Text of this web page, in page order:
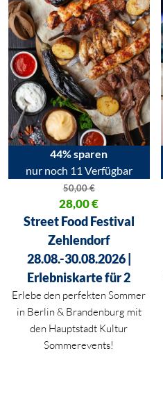
44% sparen
nur noch 11 Verfügbar
50,00€
Ursprünglicher Preis war: 50,00 €
28,00€
Aktueller Preis ist: 28,00 €.
Street Food Festival
Zehlendorf
28.08.-30.08.2026 |
Erlebniskarte für 2
Erlebe den perfekten Sommer
in Berlin & Brandenburg mit
den Hauptstadt Kultur
Sommerevents!